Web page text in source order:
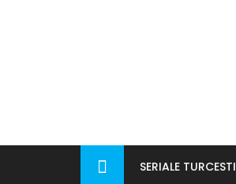
SERIALE TURCESTI